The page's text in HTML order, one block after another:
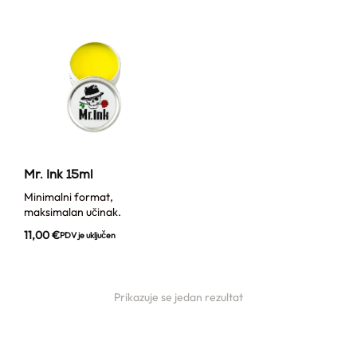
Mr. Ink 15ml
Minimalni format,
maksimalan učinak.
11,00€PDV je uključen
Prikazuje se jedan rezultat